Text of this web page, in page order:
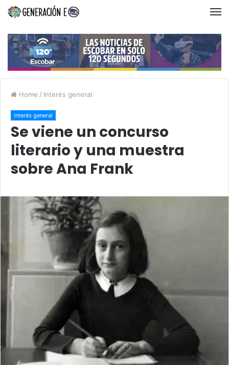
Home / Interés general
Interés general
Se viene un concurso
literario y una muestra
sobre Ana Frank